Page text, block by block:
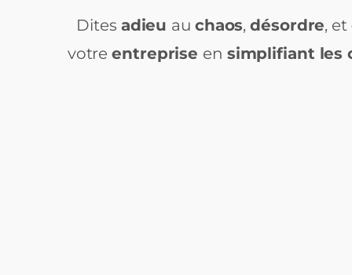
Dites adieu au chaos,désordre, et
votreentreprise en simplifiant les